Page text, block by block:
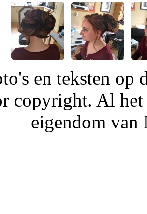
en teksten op
copyright. Al het
eigendom